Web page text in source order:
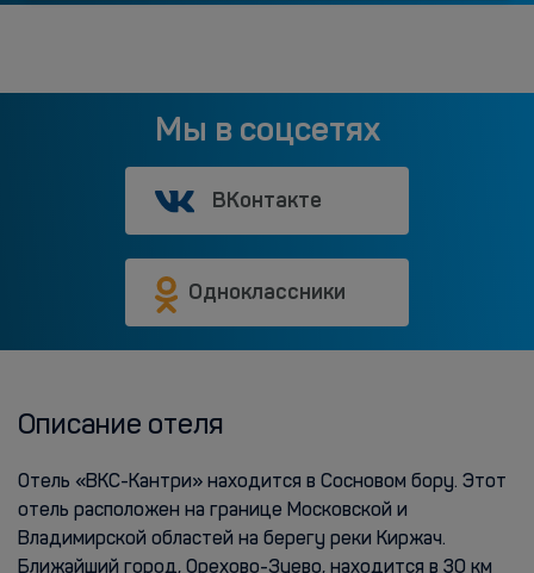
Мы в соцсетях
ВКонтакте
Одноклассники
Описание отеля
Отель «ВКС-Кантри» находится в Сосновом бору. Этот
отель расположен на границе Московской и
Владимирской областей на берегу реки Киржач.
Ближайший город, Орехово-Зуево, находится в 30 км